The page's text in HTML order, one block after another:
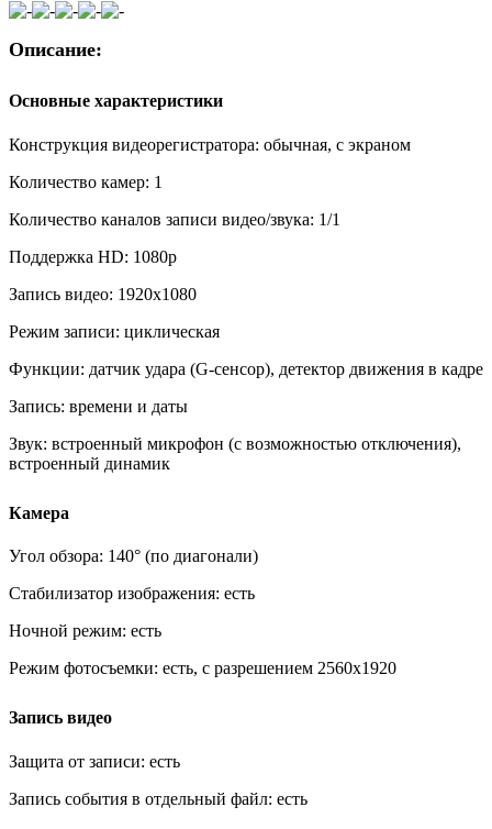
Описание:
Основные характеристики
Конструкция видеорегистратора: обычная, с экраном
Количество камер: 1
Количество каналов записи видео/звука: 1/1
Поддержка HD: 1080p
Запись видео: 1920x1080
Режим записи: циклическая
Функции: датчик удара (G-сенсор), детектор движения в кадре
Запись: времени и даты
Звук: встроенный микрофон (с возможностью отключения),
встроенный динамик
Камера
Угол обзора: 140° (по диагонали)
Стабилизатор изображения: есть
Ночной режим: есть
Режим фотосъемки: есть, с разрешением 2560x1920
Запись видео
Защита от записи: есть
Запись события в отдельный файл: есть